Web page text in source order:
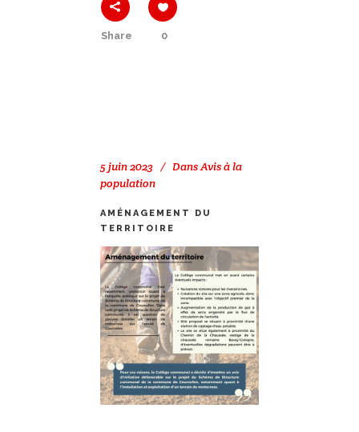
Share 0
5 juin 2023 DansAvis à la
population
AMÉNAGEMENT DU
TERRITOIRE